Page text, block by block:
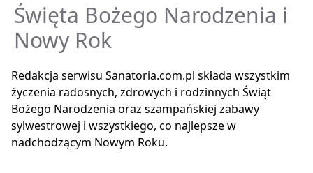
Święta Bożego Narodzenia i
Nowy Rok
Redakcja serwisu Sanatoria.com.pl składa wszystkim
życzenia radosnych, zdrowych i rodzinnych Świąt
Bożego Narodzenia oraz szampańskiej zabawy
sylwestrowej i wszystkiego, co najlepsze w
nadchodzącym Nowym Roku.